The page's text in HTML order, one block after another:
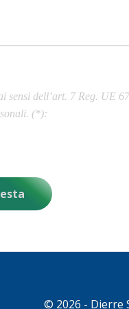
sensi dell’art. 7 Reg. UE
(*)
© 2026 - Dierre